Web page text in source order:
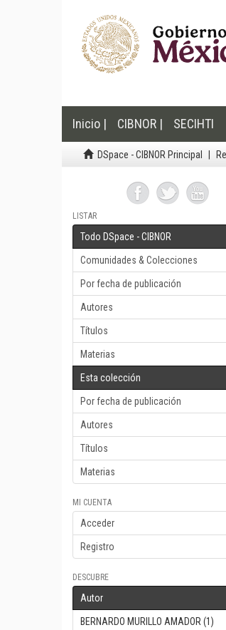
Inicio | CIBNOR | SECIHTI
DSpace - CIBNOR Principal
LISTAR
Todo DSpace - CIBNOR
Comunidades & Colecciones
Por fecha de publicación
Autores
Títulos
Materias
Esta colección
Por fecha de publicación
Autores
Títulos
Materias
MI CUENTA
Acceder
Registro
DESCUBRE
Autor
BERNARDO MURILLO AMADOR (1)